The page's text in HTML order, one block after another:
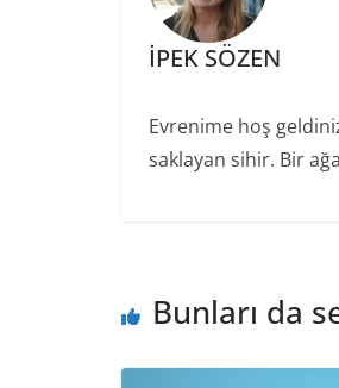
İPEK SÖZEN
Evrenime hoş
saklayan sihir. Bir
Bunları da